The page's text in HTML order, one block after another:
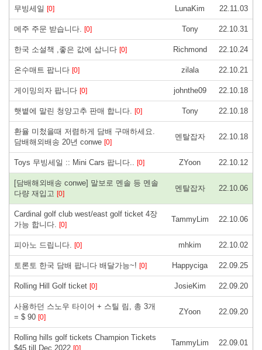
무빙세일 [0] LunaKim 22.11.03
메주 주문 받습니다. [0] Tony 22.10.31
한국 소설책 ,좋은 값에 삽니다 [0] Richmond 22.10.24
온수매트 팝니다 [0] zilala 22.10.21
게이밍의자 팝니다 [0] johnthe09 22.10.18
햇볕에 말린 청양고추 판매 합니다. [0] Tony 22.10.18
환율 미첬을때 저렴하게 담배 구매하세요.
담배해외배송 20년 conwe [0]
멘탈잡자 22.10.18
Toys 무빙세일 :: Mini Cars 팝니다.. [0] ZYoon 22.10.12
[담배해외배송 conwe] 말보로 멘솔 등 멘솔
다량 재입고 [0]
멘탈잡자 22.10.06
Cardinal golf club west/east golf ticket 4장
가능 합니다. [0]
TammyLim 22.10.06
피아노 드립니다. [0] mhkim 22.10.02
토론토 한국 담배 팝니다 배달가능~! [0] Happyciga 22.09.25
Rolling Hill Golf ticket [0] JosieKim 22.09.20
사용하던 스노우 타이어 + 스틸 림, 총 3개
= $ 90 [0]
ZYoon 22.09.20
Rolling hills golf tickets Champion Tickets
$45 till Dec 2022 [0]
TammyLim 22.09.01